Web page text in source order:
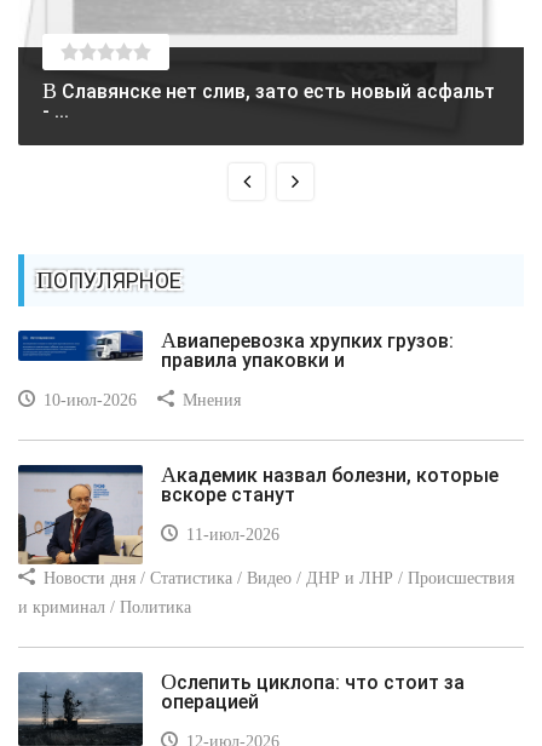
В Славянске нет слив, зато есть новый асфальт
- ...
ПОПУЛЯРНОЕ
Авиаперевозка хрупких грузов:
правила упаковки и
10-июл-2026 Мнения
Академик назвал болезни, которые
вскоре станут
11-июл-2026
Новости дня / Статистика / Видео / ДНР и ЛНР / Происшествия
и криминал / Политика
Ослепить циклопа: что стоит за
операцией
12-июл-2026